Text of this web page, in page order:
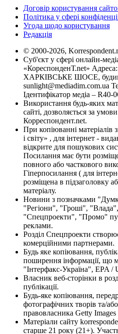
Договір користування
Політика у сфері
Угода щодо користування
Редакція
© 2000-2026,
Суб'єкт у сфері онлайн-
«КореспонденТ.net»
ХАРКІВСЬКЕ ШОСЕ,
sunlight@mediadim.com.ua
Ідентифікатор медіа – R40-
Використання будь-яких
сайті, дозволяється за
Корреспондент.net.
При копіюванні матеріалів
і світу» , для інтернет -
відкрите для пошукових
Посилання має бути
повного або часткового
Гіперпосилання ( для
розміщена в підзаголовку
матеріалу.
Новини з позначками
"Регіони", "Гроші",
"Спецпроекти", "Промо"
реклами.
Розділ Спецпроекти
комерційними партнерами.
Будь яке копіювання,
поширення інформації, що
"Інтерфакс-Україна", EPA /
Власник веб-сторінки в
публікації.
Будь-яке копіювання,
фотографічних творів та/
правовласника Getty Images
Матеріали сайту
старше 21 року (21+).